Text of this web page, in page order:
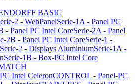
BASIC
2 - WebPanelSerie-1A - Panel PC
- Panel PC Intel CoreSerie-2A - Panel
2B - Panel PC Intel CoreSerie-1 -
Serie-2 - Displays AluminiumSerie-1A -
Serie-1B - Box-PC Intel Core
Intel CeleronCONTROL - Panel-PC